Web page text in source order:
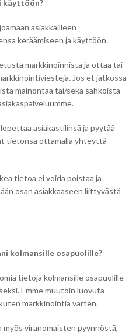
käyttöön?
asiakkailleen
keräämiseen ja käyttöön.
markkinoinnista ja ottaa tai
Jos et jatkossa
mainontaa tai/sekä sähköistä
asiakastilinsä ja pyytää
tietonsa ottamalla yhteyttä
tietoa ei voida poistaa ja
osan asiakkaaseen liittyvästä
kolmansille osapuolille?
tietoja kolmansille osapuolille
Emme muutoin luovuta
markkinointia varten.
viranomaisten pyynnöstä,